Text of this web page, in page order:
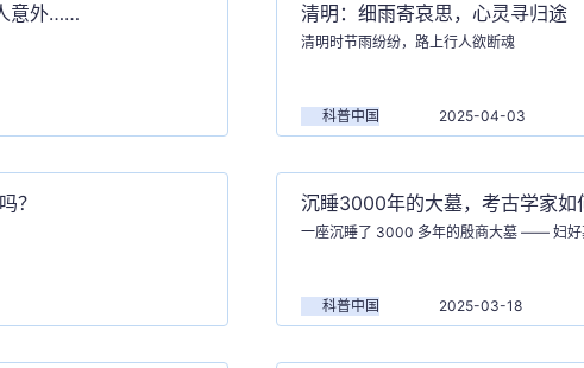
意外…… 清明：细雨寄哀思，心灵寻归途
清明时节雨纷纷，路上行人欲断魂
科普中国 2025-04-03
？ 沉睡3000年的大墓，考古学家如
一座沉睡了 3000 多年的殷商大墓 —— 妇好
科普中国 2025-03-18